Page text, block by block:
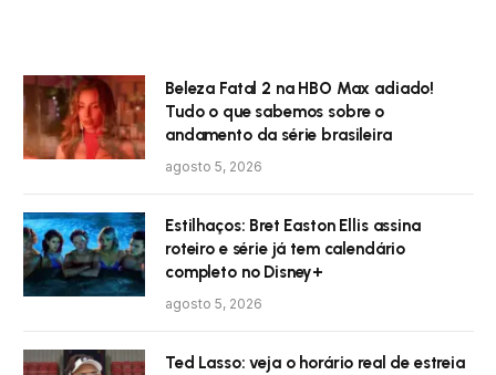
Beleza Fatal 2 na HBO Max adiado!
Tudo o que sabemos sobre o
andamento da série brasileira
agosto 5, 2026
Estilhaços: Bret Easton Ellis assina
roteiro e série já tem calendário
completo no Disney+
agosto 5, 2026
Ted Lasso: veja o horário real de estreia